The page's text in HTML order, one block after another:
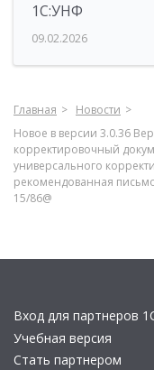
1С:УНФ
09.02.2026
Главная
Новости
Новое в версии 3.0.36
корректировочный
универсального
рекомендованная
15/86@
Вход для партнеров
Учебная версия
Стать партнером